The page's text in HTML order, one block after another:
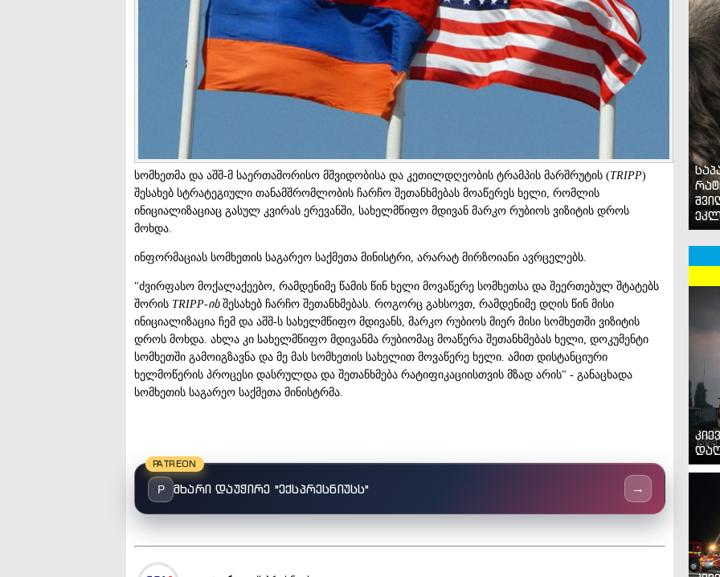
სომხეთმა და აშშ-მ საერთაშორისო მშვიდობისა და კეთილდღეობის ტრამპის მარშრუტის (TRIPP)
შესახებ სტრატეგიული თანამშრომლობის ჩარჩო შეთანხმებას მოაწერეს ხელი, რომლის
ინიციალიზაციაც გასულ კვირას ერევანში, სახელმწიფო მდივან მარკო რუბიოს ვიზიტის დროს
მოხდა.
ინფორმაციას სომხეთის საგარეო საქმეთა მინისტრი, არარატ მირზოიანი ავრცელებს.
"ძვირფასო მოქალაქეებო, რამდენიმე წამის წინ ხელი მოვაწერე სომხეთსა და შეერთებულ შტატებს
შორის TRIPP-ისშესახებ ჩარჩო შეთანხმებას. როგორც გახსოვთ, რამდენიმე დღის წინ მისი
ინიციალიზაცია ჩემ და აშშ-ს სახელმწიფო მდივანს, მარკო რუბიოს მიერ მისი სომხეთში ვიზიტის
დროს მოხდა. ახლა კი სახელმწიფო მდივანმა რუბიომაც მოაწერა შეთანხმებას ხელი, დოკუმენტი
სომხეთში გამოიგზავნა და მე მას სომხეთის სახელით მოვაწერე ხელი. ამით დისტანციური
ხელმოწერის პროცესი დასრულდა და შეთანხმება რატიფიკაციისთვის მზად არის" - განაცხადა
სომხეთის საგარეო საქმეთა მინისტრმა.
PATREON
P მხარი დაუჭირე "ექსპრესნიუსს" →